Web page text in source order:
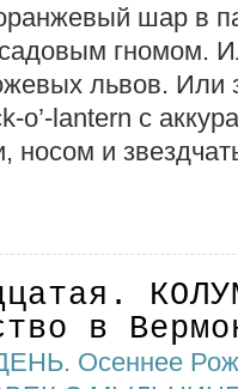
шар в
гномом.
львов. Или
o’-lantern с
носом и
в
Осеннее